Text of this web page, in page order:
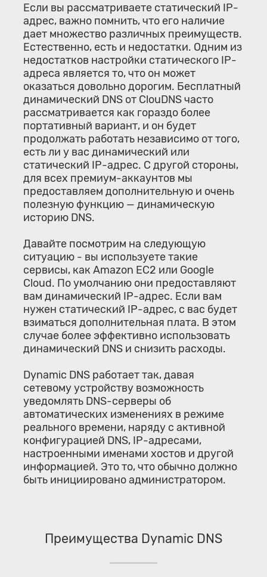
Если вы рассматриваете статический IP-
адрес, важно помнить, что его наличие
дает множество различных преимуществ.
Естественно, есть и недостатки. Одним из
недостатков настройки статического IP-
адреса является то, что он может
оказаться довольно дорогим. Бесплатный
динамический DNS от ClouDNS часто
рассматривается как гораздо более
портативный вариант, и он будет
продолжать работать независимо от того,
есть ли у вас динамический или
статический IP-адрес. С другой стороны,
для всех премиум-аккаунтов мы
предоставляем дополнительную и очень
полезную функцию — динамическую
историю DNS.
Давайте посмотрим на следующую
ситуацию - вы используете такие
сервисы, как Amazon EC2 или Google
Cloud. По умолчанию они предоставляют
вам динамический IP-адрес. Если вам
нужен статический IP-адрес, с вас будет
взиматься дополнительная плата. В этом
случае более эффективно использовать
динамический DNS и снизить расходы.
Dynamic DNS работает так, давая
сетевому устройству возможность
уведомлять DNS-серверы об
автоматических изменениях в режиме
реального времени, наряду с активной
конфигурацией DNS, IP-адресами,
настроенными именами хостов и другой
информацией. Это то, что обычно должно
быть инициировано администратором.
Преимущества Dynamic DNS